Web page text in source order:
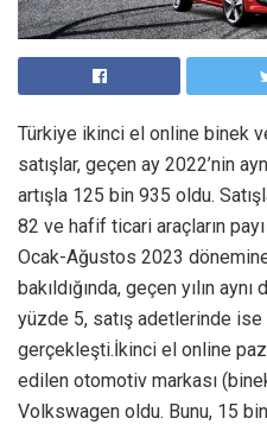
Türkiye ikinci el online binek
satışlar, geçen ay 2022’nin
artışla 125 bin 935 oldu.
82 ve hafif ticari araçların
Ocak-Ağustos 2023
bakıldığında, geçen yılın
yüzde 5, satış adetlerinde ise
gerçekleşti.İkinci el online
edilen otomotiv markası
Volkswagen oldu. Bunu, 15